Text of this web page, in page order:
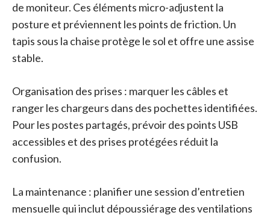
de moniteur. Ces éléments micro-adjustent la
posture et préviennent les points de friction. Un
tapis sous la chaise protège le sol et offre une assise
stable.
Organisation des prises : marquer les câbles et
ranger les chargeurs dans des pochettes identifiées.
Pour les postes partagés, prévoir des points USB
accessibles et des prises protégées réduit la
confusion.
La maintenance : planifier une session d’entretien
mensuelle qui inclut dépoussiérage des ventilations